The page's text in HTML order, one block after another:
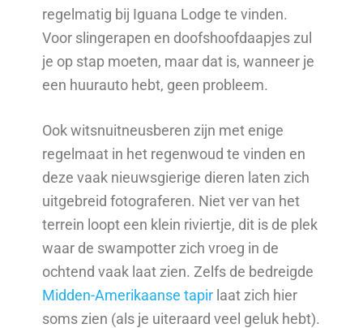
regelmatig bij Iguana Lodge te vinden.
Voor slingerapen en doofshoofdaapjes zul
je op stap moeten, maar dat is, wanneer je
een huurauto hebt, geen probleem.
Ook witsnuitneusberen zijn met enige
regelmaat in het regenwoud te vinden en
deze vaak nieuwsgierige dieren laten zich
uitgebreid fotograferen. Niet ver van het
terrein loopt een klein riviertje, dit is de plek
waar de swampotter zich vroeg in de
ochtend vaak laat zien. Zelfs de bedreigde
Midden-Amerikaanse tapir laat zich hier
soms zien (als je uiteraard veel geluk hebt).